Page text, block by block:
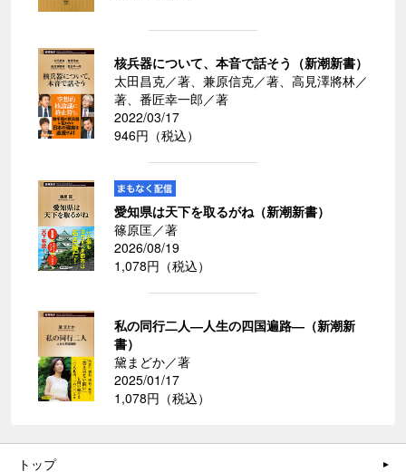
核兵器について、本音で話そう（新潮新書）
太田昌克／著、兼原信克／著、高見澤將林／
著、番匠幸一郎／著
2022/03/17
946円（税込）
愛知県は天下を取るがね（新潮新書）
篠原匡／著
2026/08/19
1,078円（税込）
私の同行二人―人生の四国遍路―（新潮新
書）
黛まどか／著
2025/01/17
1,078円（税込）
トップ